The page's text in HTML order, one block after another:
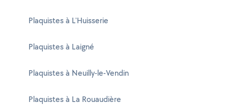
Plaquistes à L'Huisserie
Plaquistes à Laigné
Plaquistes à Neuilly-le-Vendin
Plaquistes à La Rouaudière